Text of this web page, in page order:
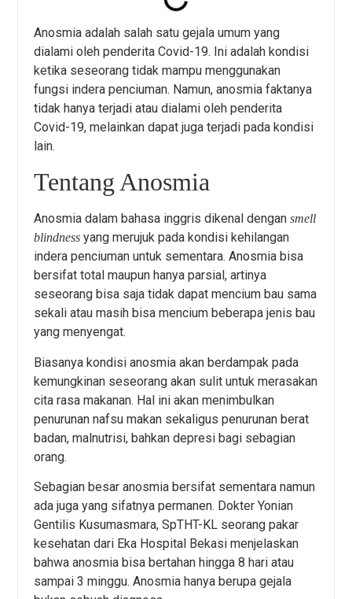
Anosmia adalah salah satu gejala umum yang
dialami oleh penderita Covid-19. Ini adalah kondisi
ketika seseorang tidak mampu menggunakan
fungsi indera penciuman. Namun, anosmia faktanya
tidak hanya terjadi atau dialami oleh penderita
Covid-19, melainkan dapat juga terjadi pada kondisi
lain.
Tentang Anosmia
Anosmia dalam bahasa inggris dikenal dengansmell
blindness yang merujuk pada kondisi kehilangan
indera penciuman untuk sementara. Anosmia bisa
bersifat total maupun hanya parsial, artinya
seseorang bisa saja tidak dapat mencium bau sama
sekali atau masih bisa mencium beberapa jenis bau
yang menyengat.
Biasanya kondisi anosmia akan berdampak pada
kemungkinan seseorang akan sulit untuk merasakan
cita rasa makanan. Hal ini akan menimbulkan
penurunan nafsu makan sekaligus penurunan berat
badan, malnutrisi, bahkan depresi bagi sebagian
orang.
Sebagian besar anosmia bersifat sementara namun
ada juga yang sifatnya permanen. Dokter Yonian
Gentilis Kusumasmara, SpTHT-KL seorang pakar
kesehatan dari Eka Hospital Bekasi menjelaskan
bahwa anosmia bisa bertahan hingga 8 hari atau
sampai 3 minggu. Anosmia hanya berupa gejala